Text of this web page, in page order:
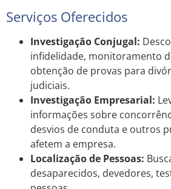
Serviços Oferecidos
Investigação Conjugal:
infidelidade, monitoramento
obtenção de provas para
judiciais.
Investigação Empresarial:
informações sobre
desvios de conduta e outros
afetem a empresa.
Localização de Pessoas:
desaparecidos, devedores,